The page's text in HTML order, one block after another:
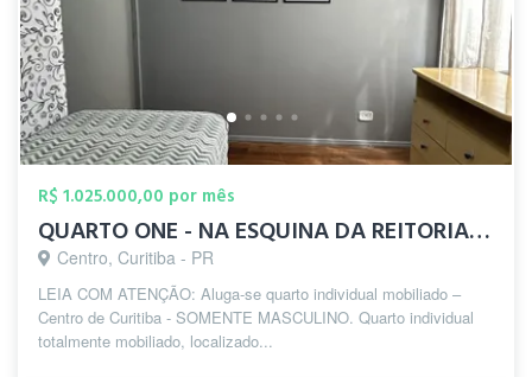
R$ 1.025.000,00 por mês
QUARTO ONE - NA ESQUINA DA REITORIA UFPR
Centro, Curitiba - PR
LEIA COM ATENÇÃO: Aluga-se quarto individual mobiliado –
Centro de Curitiba - SOMENTE MASCULINO. Quarto individual
totalmente mobiliado, localizado...